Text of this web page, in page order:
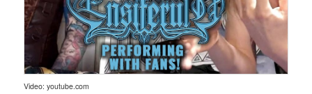
Video: youtube.com